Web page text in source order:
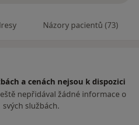
Názory pacientů (73)
a cenách nejsou k dispozici
nepřidával žádné informace o
svých službách.